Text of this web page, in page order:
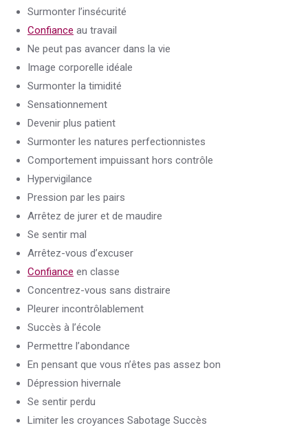
Surmonter l’insécurité
Confiance au travail
Ne peut pas avancer dans la vie
Image corporelle idéale
Surmonter la timidité
Sensationnement
Devenir plus patient
Surmonter les natures perfectionnistes
Comportement impuissant hors contrôle
Hypervigilance
Pression par les pairs
Arrêtez de jurer et de maudire
Se sentir mal
Arrêtez-vous d’excuser
Confiance en classe
Concentrez-vous sans distraire
Pleurer incontrôlablement
Succès à l’école
Permettre l’abondance
En pensant que vous n’êtes pas assez bon
Dépression hivernale
Se sentir perdu
Limiter les croyances Sabotage Succès